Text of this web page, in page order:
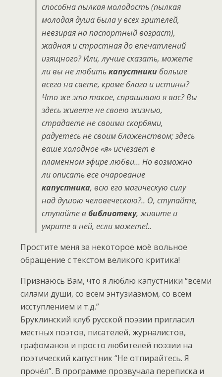
способна пылкая молодость (пылкая
молодая душа была у всех зрителей,
невзирая на паспортный возраст),
жадная и страстная до впечатлений
изящного? Или, лучше сказать, можете
ли вы не любитькапустникибольше
всего на свете, кроме блага и истины?
Что же это такое, спрашиваю явас? Вы
здесь живете не своею жизнью,
страдаете не своими скорбями,
радуетесь не своим блаженством; здесь
ваше холодное «я» исчезает в
пламенном эфире любви… Но возможно
ли описать все очарование
капустника, всю его магическую силу
над душою человеческою?.. О, ступайте,
ступайте в библиотеку, живите и
умрите в ней, еслиможете!..
Простите меня за некоторое моё вольное
обращение с текстом великого критика!
Признаюсь Вам, что я люблю капустники “всеми
силами души, со всем энтузиазмом, со всем
исступлением и т.д.”
Бруклинский клуб русской поэзии пригласил
местных поэтов, писателей, журналистов,
графоманов и просто любителей поэзии на
поэтический капустник “Не отпирайтесь. Я
прочёл”. В программе прозвучала переписка и